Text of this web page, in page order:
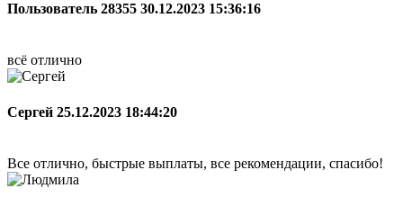
Пользователь 28355 30.12.2023 15:36:16
всё отлично
Сергей 25.12.2023 18:44:20
Все отлично, быстрые выплаты, все рекомендации, спасибо!